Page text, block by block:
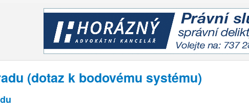
(dotaz k bodovému systému)